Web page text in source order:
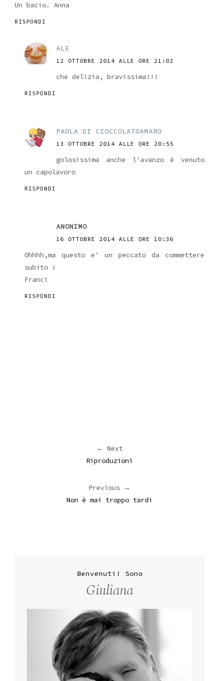
Un bacio. Anna
RISPONDI
ALE
12 OTTOBRE 2014 ALLE ORE 21:02
che delizia, bravissima!!!
RISPONDI
PAOLA DI CIOCCOLATOAMARO
13 OTTOBRE 2014 ALLE ORE 20:55
golosissima anche l'avanzo è venuto
un capolavoro
RISPONDI
ANONIMO
16 OTTOBRE 2014 ALLE ORE 10:36
Ohhhh,ma questo e' un peccato da commettere
subito !
Franci
RISPONDI
← Next
Riproduzioni
Previous →
Non è mai troppo tardi
Benvenuti! Sono
Giuliana